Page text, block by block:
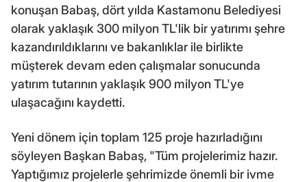
konuşan Babaş, dört yılda Kastamonu Belediyesi
olarak yaklaşık 300 milyon TL'lik bir yatırımı şehre
kazandırıldıklarını ve bakanlıklar ile birlikte
müşterek devam eden çalışmalar sonucunda
yatırım tutarının yaklaşık 900 milyon TL'ye
ulaşacağını kaydetti.
Yeni dönem için toplam 125 proje hazırladığını
söyleyen Başkan Babaş, "Tüm projelerimiz hazır.
Yaptığımız projelerle şehrimizde önemli bir ivme